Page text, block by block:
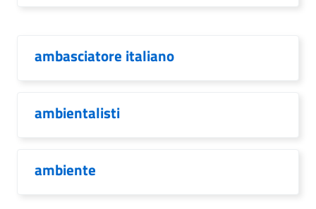
ambasciatore italiano
ambientalisti
ambiente